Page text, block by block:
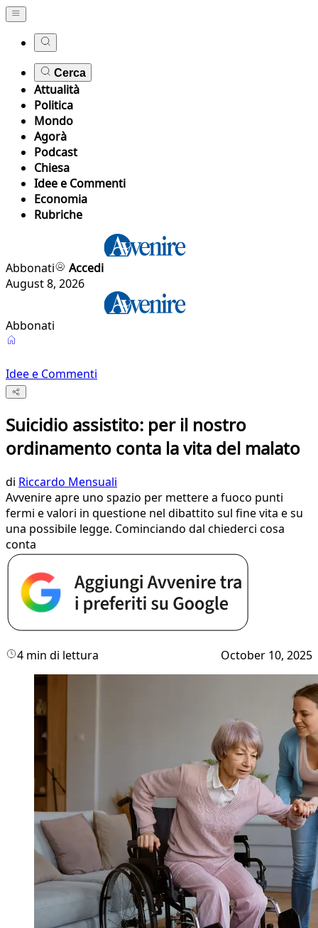
Cerca
Attualità
Politica
Mondo
Agorà
Podcast
Chiesa
Idee e Commenti
Economia
Rubriche
Abbonati
Accedi
August 8, 2026
Abbonati
Idee e Commenti
Suicidio assistito: per il nostro
ordinamento conta la vita del malato
di Riccardo Mensuali
Avvenire apre uno spazio per mettere a fuoco punti
fermi e valori in questione nel dibattito sul fine vita e su
una possibile legge. Cominciando dal chiederci cosa
conta
4 min di lettura October 10, 2025